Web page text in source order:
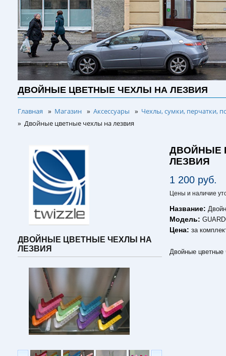
ДВОЙНЫЕ ЦВЕТНЫЕ ЧЕХЛЫ НА ЛЕЗВИЯ
Главная » Магазин » Аксессуары » Чехлы, сумки, перчатки,
» Двойные цветные чехлы на лезвия
ДВОЙНЫЕ ЦВЕТНЫЕ ЧЕХЛЫ НА
ЛЕЗВИЯ
ДВОЙНЫЕ
ЛЕЗВИЯ
1 200 руб.
Цены и наличие
Название:
Модель:
Цена:за
Двойные цветные